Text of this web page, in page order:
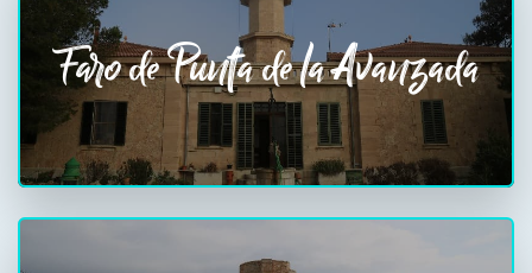
Faro de Punta de la Avanzada